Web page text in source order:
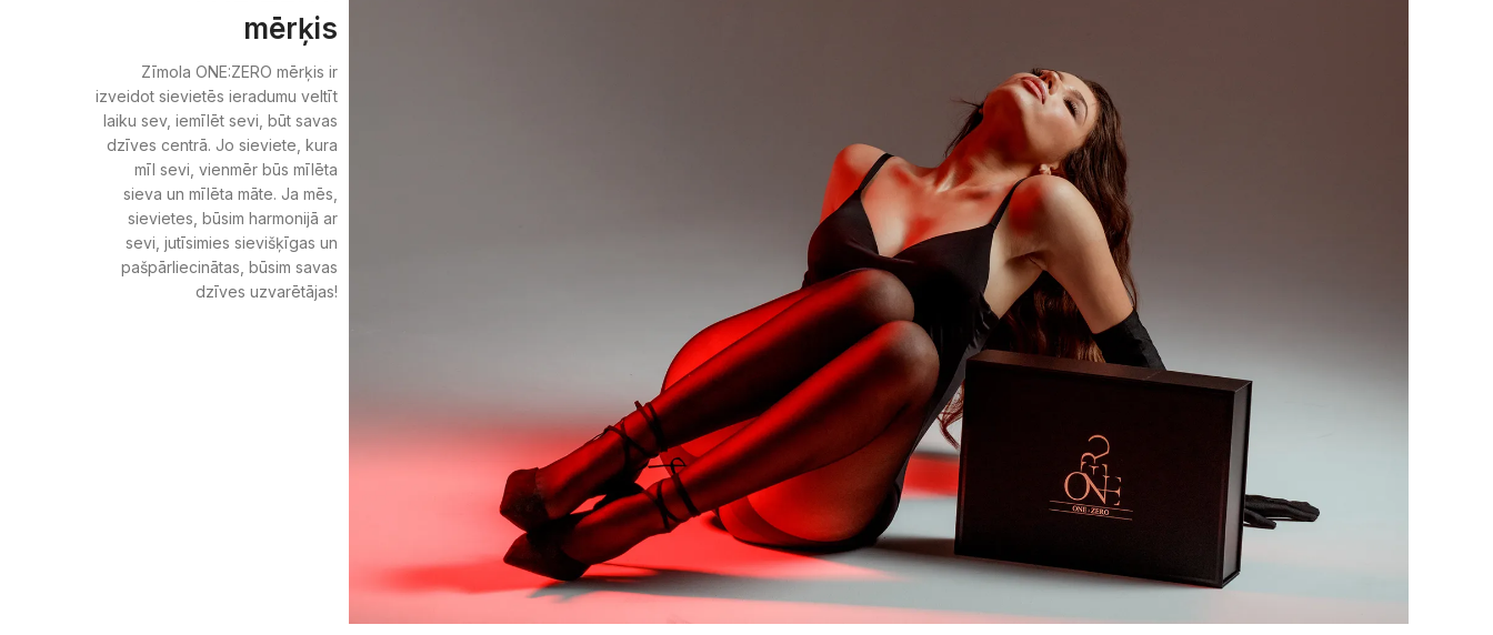
mērķis
Zīmola ONE:ZERO mērķis ir
izveidot sievietēs ieradumu veltīt
laiku sev, iemīlēt sevi, būt savas
dzīves centrā. Jo sieviete, kura
mīl sevi, vienmēr būs mīlēta
sieva un mīlēta māte. Ja mēs,
sievietes, būsim harmonijā ar
sevi, jutīsimies sievišķīgas un
pašpārliecinātas, būsim savas
dzīves uzvarētājas!